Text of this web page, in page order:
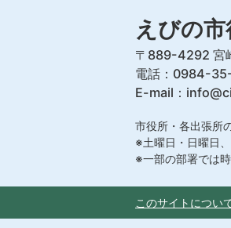
えびの
〒889-4292 宮
電話：0984-
E-mail：
市役所・各出張所
※土曜日・日曜日
※一部の部署では
このサイトについ